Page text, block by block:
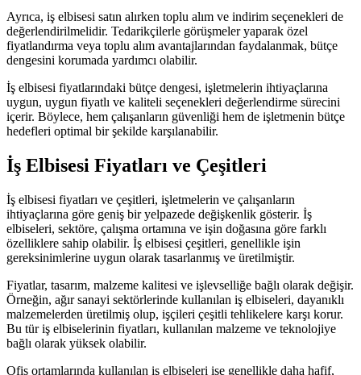
Ayrıca, iş elbisesi satın alırken toplu alım ve indirim seçenekleri de
değerlendirilmelidir. Tedarikçilerle görüşmeler yaparak özel
fiyatlandırma veya toplu alım avantajlarından faydalanmak, bütçe
dengesini korumada yardımcı olabilir.
İş elbisesi fiyatlarındaki bütçe dengesi, işletmelerin ihtiyaçlarına
uygun, uygun fiyatlı ve kaliteli seçenekleri değerlendirme sürecini
içerir. Böylece, hem çalışanların güvenliği hem de işletmenin bütçe
hedefleri optimal bir şekilde karşılanabilir.
İş Elbisesi Fiyatları ve Çeşitleri
İş elbisesi fiyatları ve çeşitleri, işletmelerin ve çalışanların
ihtiyaçlarına göre geniş bir yelpazede değişkenlik gösterir. İş
elbiseleri, sektöre, çalışma ortamına ve işin doğasına göre farklı
özelliklere sahip olabilir. İş elbisesi çeşitleri, genellikle işin
gereksinimlerine uygun olarak tasarlanmış ve üretilmiştir.
Fiyatlar, tasarım, malzeme kalitesi ve işlevselliğe bağlı olarak değişir.
Örneğin, ağır sanayi sektörlerinde kullanılan iş elbiseleri, dayanıklı
malzemelerden üretilmiş olup, işçileri çeşitli tehlikelere karşı korur.
Bu tür iş elbiselerinin fiyatları, kullanılan malzeme ve teknolojiye
bağlı olarak yüksek olabilir.
Ofis ortamlarında kullanılan iş elbiseleri ise genellikle daha hafif,